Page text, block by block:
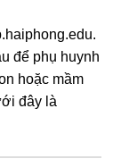
để phụ huynh
hoặc mầm
đây là